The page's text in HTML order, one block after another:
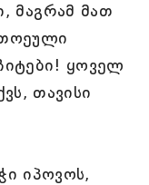
მაგრამ მათ
ყოველ
თავისი
იპოვოს,